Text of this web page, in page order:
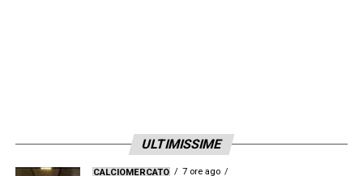
ULTIMISSIME
CALCIOMERCATO 7 ore ago